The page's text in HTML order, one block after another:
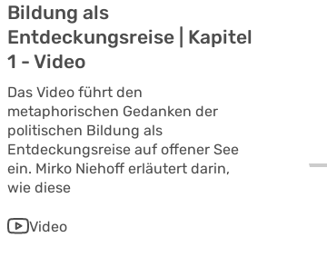
Bildung als
Entdeckungsreise | Kapitel
1 - Video
Das Video führt den
metaphorischen Gedanken der
politischen Bildung als
Entdeckungsreise auf offener See
ein. Mirko Niehoff erläutert darin,
wie diese
Video